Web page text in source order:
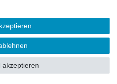
akzeptieren